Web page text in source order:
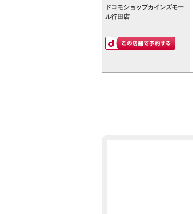
ドコモショップカインズモー
ル行田店